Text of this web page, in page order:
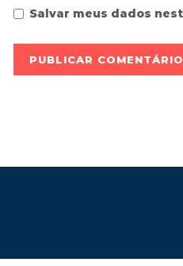
Salvar meus dados